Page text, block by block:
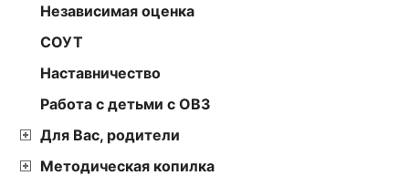
Независимая оценка
СОУТ
Наставничество
Работа с детьми с ОВЗ
Для Вас, родители
Методическая копилка